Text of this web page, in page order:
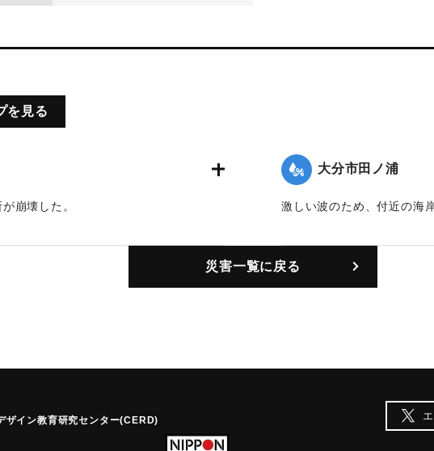
を見る
崩壊した。
大分市田ノ浦
激しい波のため、付近の海
｜固有コード:00302001
災害一覧に戻る
ザイン教育研究センター(CERD)